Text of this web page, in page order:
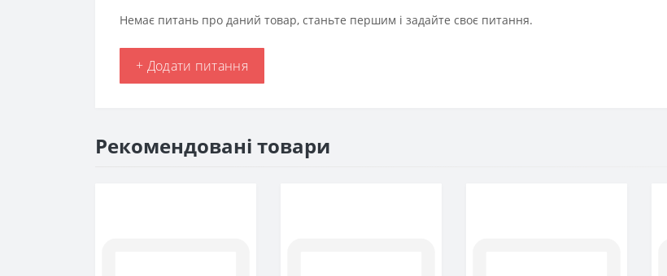
Немає питань про даний товар, станьте першим і задайте своє питання.
+ Додати питання
Рекомендовані товари